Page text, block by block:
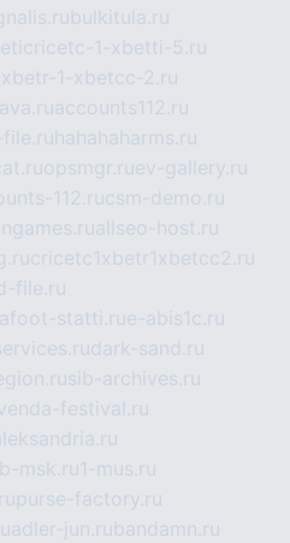
bulkitula.ru
1-xbetti-5.ru
1-xbetcc-2.ru
accounts112.ru
hahahaharms.ru
opsmgr.ruev-gallery.ru
112.rucsm-demo.ru
allseo-host.ru
cricetc1xbetr1xbetcc2.ru
file.ru
statti.rue-abis1c.ru
dark-sand.ru
sib-archives.ru
festival.ru
msk.ru1-mus.ru
purse-factory.ru
adler-jun.rubandamn.ru